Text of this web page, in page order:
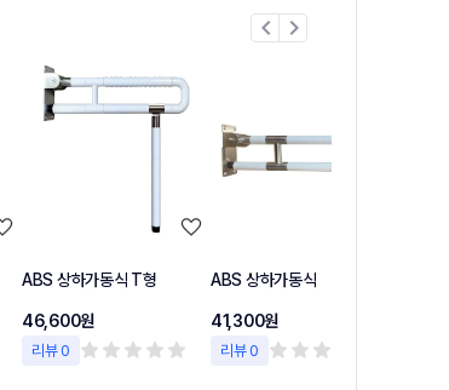
ABS 상하가동식 T형
46,600원
리뷰 0
ABS 상하가동식
41,300원
리뷰 0
chevron_left chevron_right